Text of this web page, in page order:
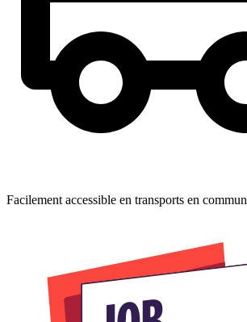
Facilement accessible en transports en commun